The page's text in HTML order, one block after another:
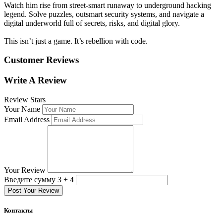
Watch him rise from street-smart runaway to underground hacking
legend. Solve puzzles, outsmart security systems, and navigate a
digital underworld full of secrets, risks, and digital glory.
This isn’t just a game. It’s rebellion with code.
Customer Reviews
Write A Review
Review Stars
Your Name
Email Address
Your Review
Введите сумму 3 + 4
Post Your Review
Контакты